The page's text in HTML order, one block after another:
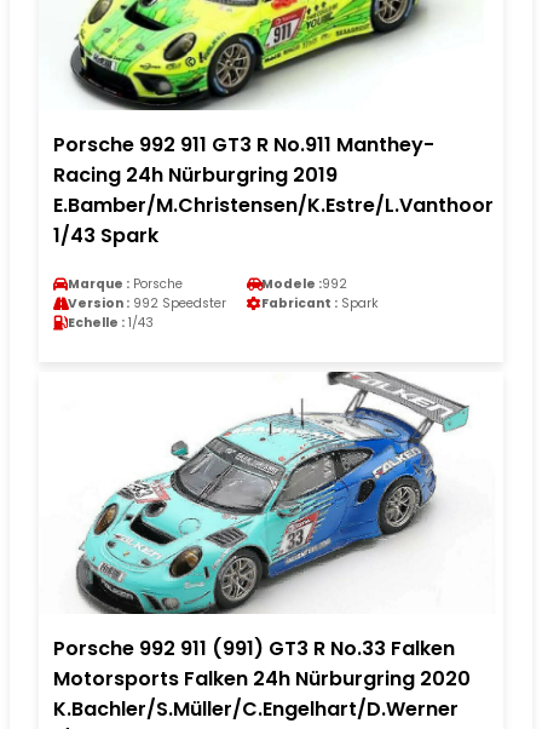
Porsche 992 911 GT3 R No.911 Manthey-
Racing 24h Nürburgring 2019
E.Bamber/M.Christensen/K.Estre/L.Vanthoor
1/43 Spark
Marque : Porsche Modele :992
Version : 992 Speedster Fabricant : Spark
Echelle : 1/43
Porsche 992 911 (991) GT3 R No.33 Falken
Motorsports Falken 24h Nürburgring 2020
K.Bachler/S.Müller/C.Engelhart/D.Werner